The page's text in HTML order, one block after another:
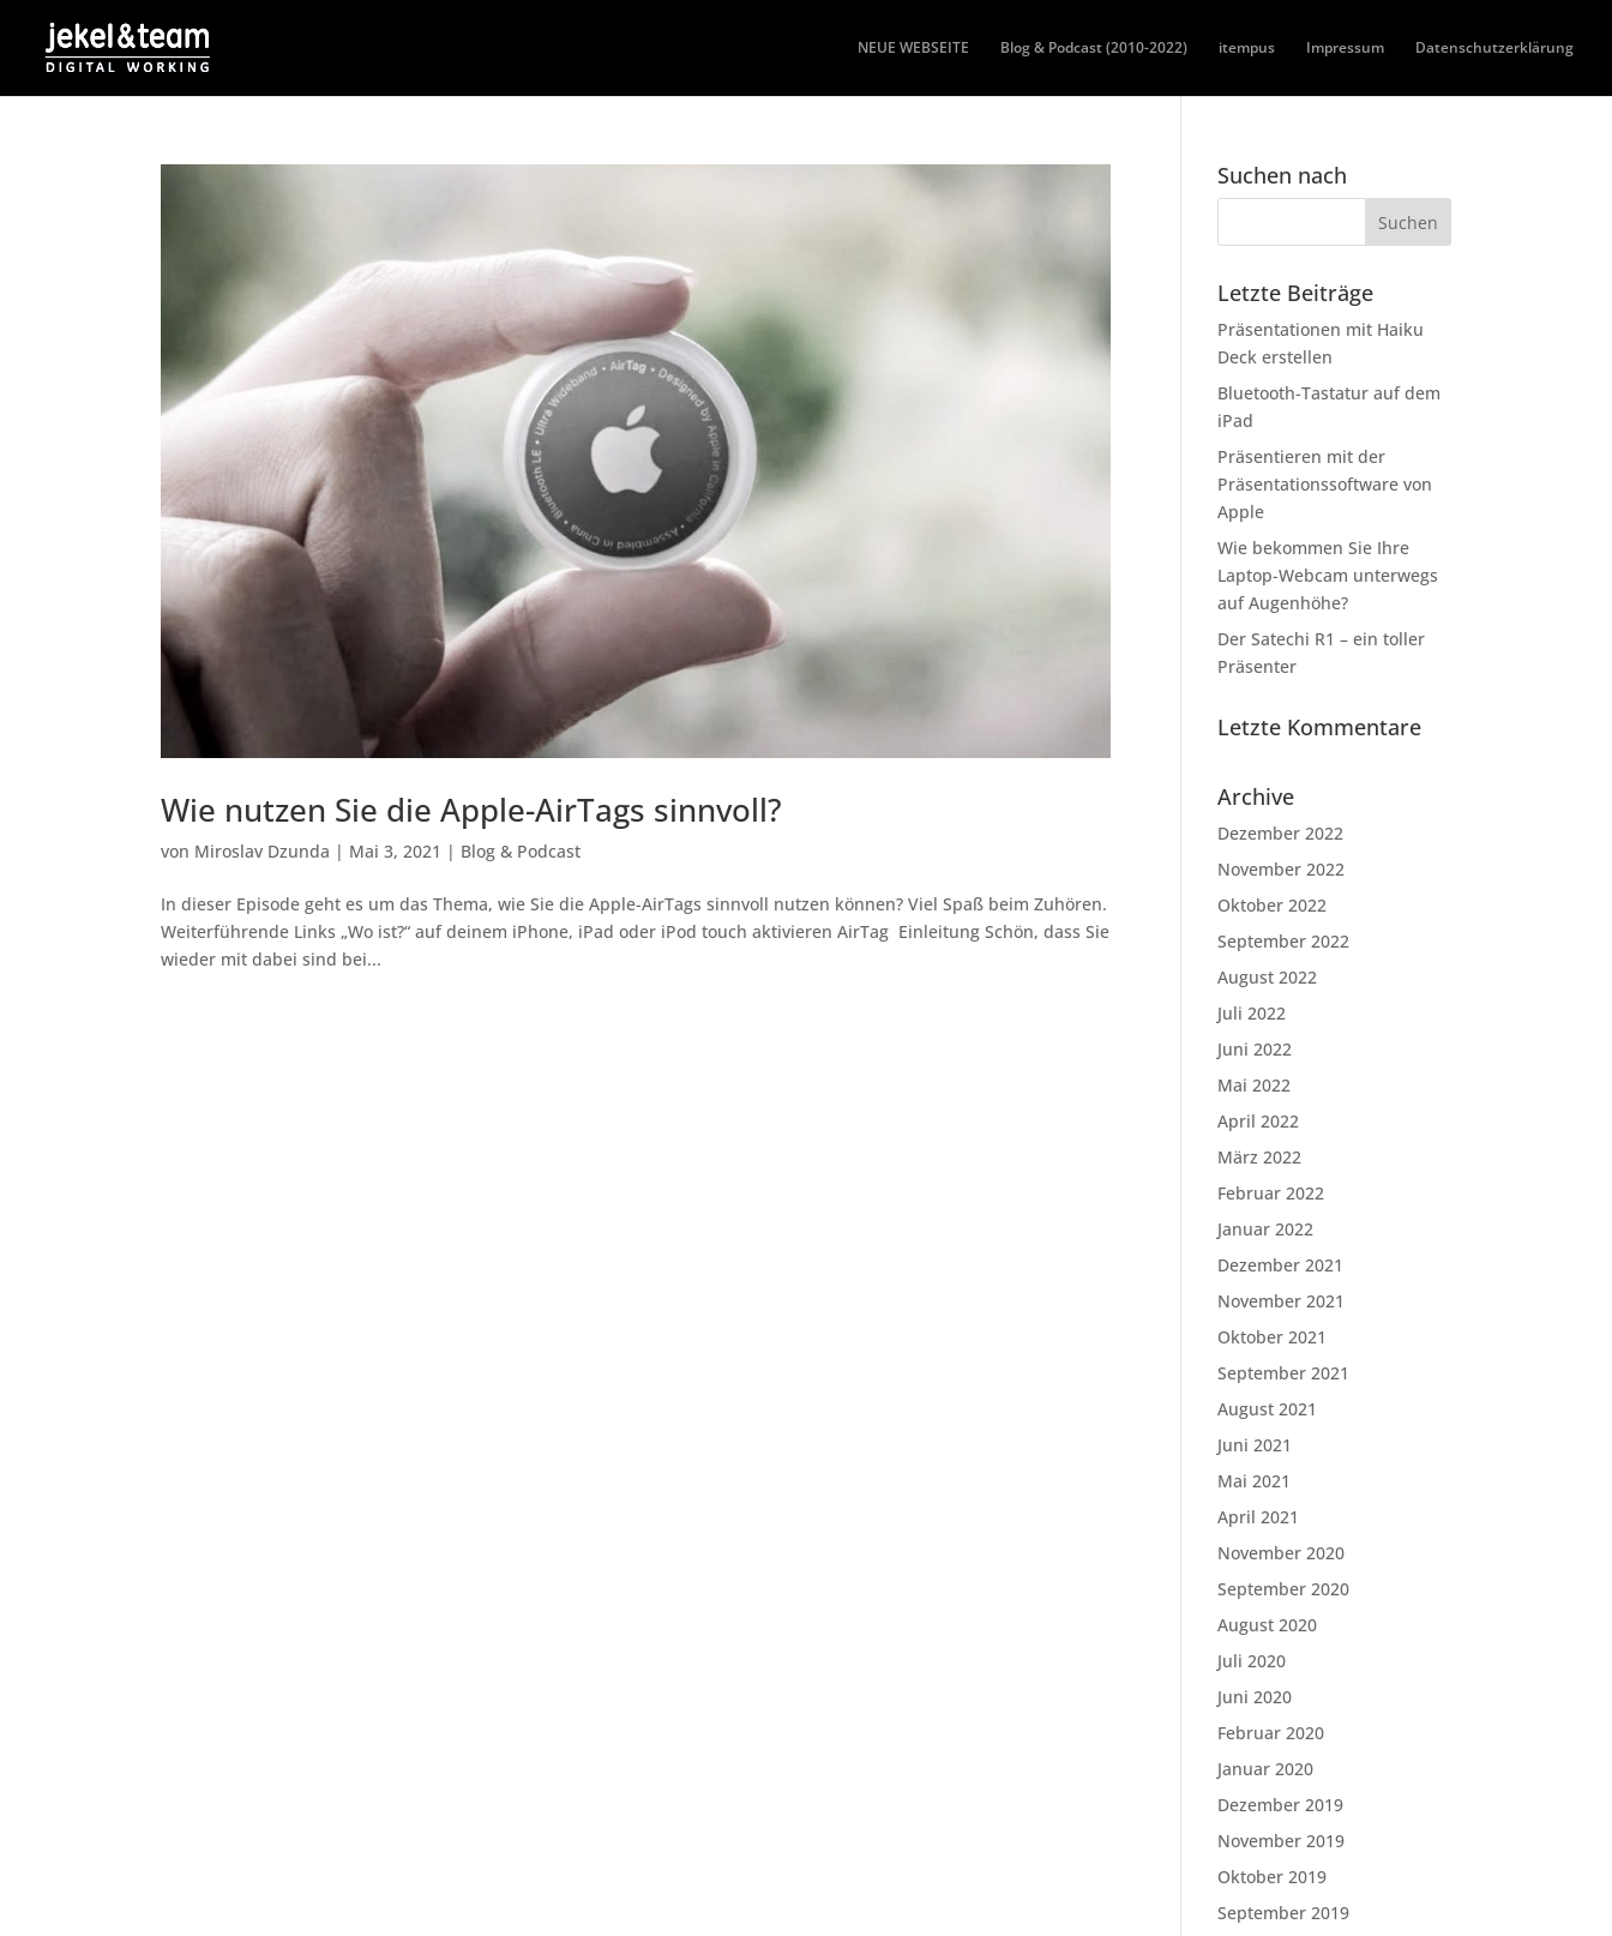
NEUE WEBSEITE Blog & Podcast (2010-2022) itempus Impressum Datenschutzerklärung
Wie nutzen Sie die Apple-AirTags sinnvoll?
von Miroslav Dzunda | Mai 3, 2021 | Blog & Podcast
In dieser Episode geht es um das Thema, wie Sie die Apple-AirTags sinnvoll nutzen können? Viel Spaß beim Zuhören.
Weiterführende Links „Wo ist?“ auf deinem iPhone, iPad oder iPod touch aktivieren AirTag Einleitung Schön, dass Sie
wieder mit dabei sind bei...
Suchen nach
Letzte Beiträge
Präsentationen mit Haiku
Deck erstellen
Bluetooth-Tastatur auf dem
iPad
Präsentieren mit der
Präsentationssoftware von
Apple
Wie bekommen Sie Ihre
Laptop-Webcam unterwegs
auf Augenhöhe?
Der Satechi R1 – ein toller
Präsenter
Letzte Kommentare
Archive
Dezember 2022
November 2022
Oktober 2022
September 2022
August 2022
Juli 2022
Juni 2022
Mai 2022
April 2022
März 2022
Februar 2022
Januar 2022
Dezember 2021
November 2021
Oktober 2021
September 2021
August 2021
Juni 2021
Mai 2021
April 2021
November 2020
September 2020
August 2020
Juli 2020
Juni 2020
Februar 2020
Januar 2020
Dezember 2019
November 2019
Oktober 2019
September 2019